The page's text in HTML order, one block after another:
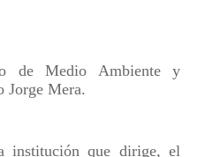
de Medio Ambiente y
Jorge Mera.
institución que dirige, el